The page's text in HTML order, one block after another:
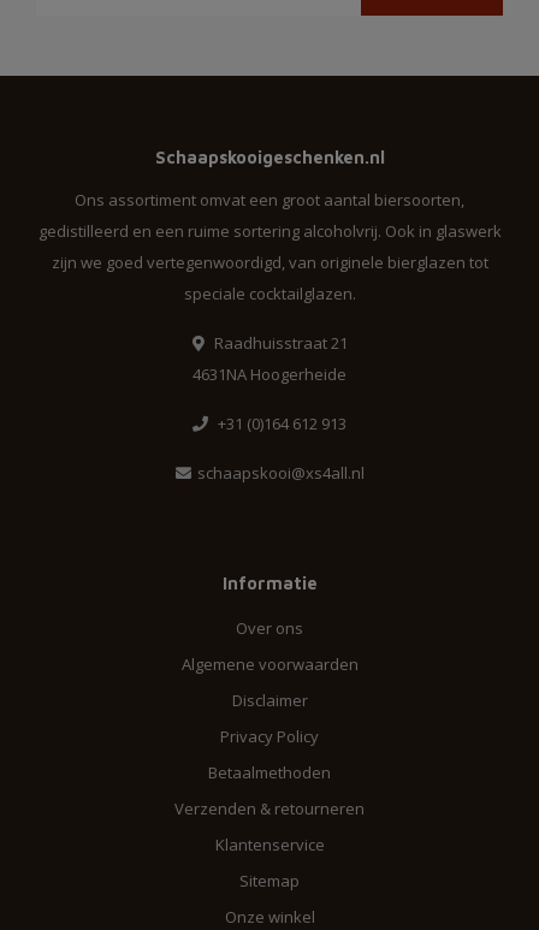
Schaapskooigeschenken.nl
Ons assortiment omvat een groot aantal biersoorten,
gedistilleerd en een ruime sortering alcoholvrij. Ook in glaswerk
zijn we goed vertegenwoordigd, van originele bierglazen tot
speciale cocktailglazen.
Raadhuisstraat 21
4631NA Hoogerheide
+31 (0)164 612 913
schaapskooi@xs4all.nl
Informatie
Over ons
Algemene voorwaarden
Disclaimer
Privacy Policy
Betaalmethoden
Verzenden & retourneren
Klantenservice
Sitemap
Onze winkel